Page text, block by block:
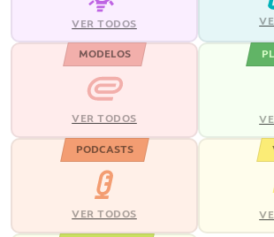
VER TODOS
MODELOS
VER TODOS
PODCASTS
VER TODOS